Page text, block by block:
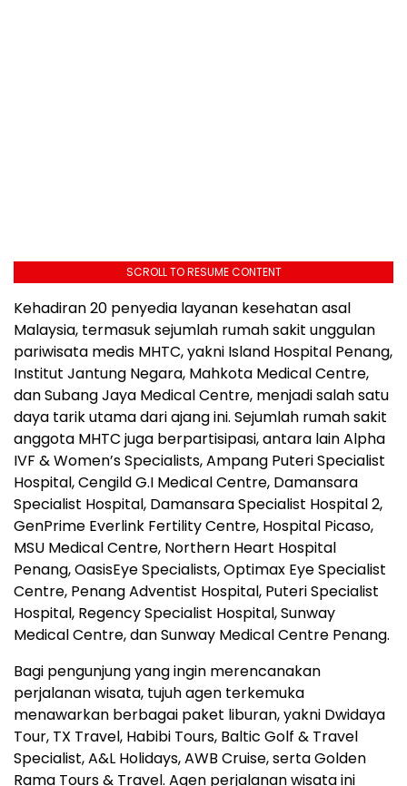
SCROLL TO RESUME CONTENT
Kehadiran 20 penyedia layanan kesehatan asal
Malaysia, termasuk sejumlah rumah sakit unggulan
pariwisata medis MHTC, yakni Island Hospital Penang,
Institut Jantung Negara, Mahkota Medical Centre,
dan Subang Jaya Medical Centre, menjadi salah satu
daya tarik utama dari ajang ini. Sejumlah rumah sakit
anggota MHTC juga berpartisipasi, antara lain Alpha
IVF & Women’s Specialists, Ampang Puteri Specialist
Hospital, Cengild G.I Medical Centre, Damansara
Specialist Hospital, Damansara Specialist Hospital 2,
GenPrime Everlink Fertility Centre, Hospital Picaso,
MSU Medical Centre, Northern Heart Hospital
Penang, OasisEye Specialists, Optimax Eye Specialist
Centre, Penang Adventist Hospital, Puteri Specialist
Hospital, Regency Specialist Hospital, Sunway
Medical Centre, dan Sunway Medical Centre Penang.
Bagi pengunjung yang ingin merencanakan
perjalanan wisata, tujuh agen terkemuka
menawarkan berbagai paket liburan, yakni Dwidaya
Tour, TX Travel, Habibi Tours, Baltic Golf & Travel
Specialist, A&L Holidays, AWB Cruise, serta Golden
Rama Tours & Travel. Agen perjalanan wisata ini